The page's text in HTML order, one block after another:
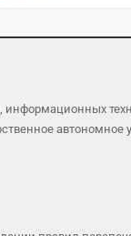
информационных